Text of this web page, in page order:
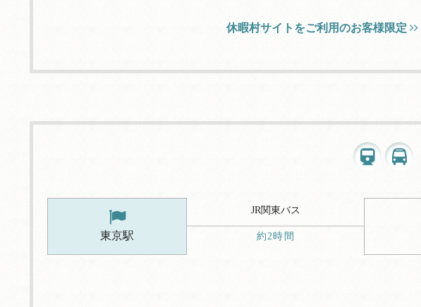
休暇村サイトをご利用のお客様限定
東京駅
JR関東バス
約2時間